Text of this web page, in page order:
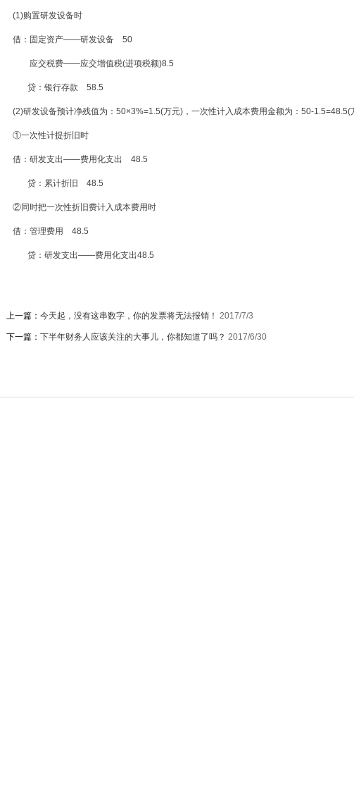
(1)购置研发设备时
借：固定资产——研发设备 50
应交税费——应交增值税(进项税额)8.5
贷：银行存款 58.5
(2)研发设备预计净残值为：50×3%=1.5(万元)，一次性计入成本费用金额为：50-1.5=48.5(
①一次性计提折旧时
借：研发支出——费用化支出 48.5
贷：累计折旧 48.5
②同时把一次性折旧费计入成本费用时
借：管理费用 48.5
贷：研发支出——费用化支出48.5
上一篇： 今天起，没有这串数字，你的发票将无法报销！ 2017/7/3
下一篇： 下半年财务人应该关注的大事儿，你都知道了吗？ 2017/6/30